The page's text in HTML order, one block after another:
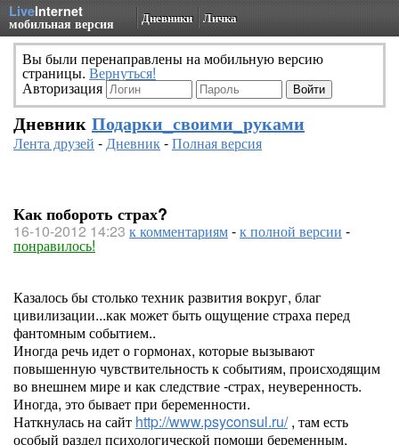
LiveInternet
мобильная версия Дневники Личка
Вы были перенаправлены на мобильную версию
страницы. Вернуться!
Авторизация
Дневник Подарки_своими_руками
Лента друзей -Дневник-Полная версия
Как побороть страх?
16-10-2012 14:23 к комментариям-к полной версии -
понравилось!
Казалось бы столько техник развития вокруг, благ
цивилизации...как может быть ощущение страха перед
фантомным событием..
Иногда речь идет о гормонах, которые вызывают
повышенную чувствительность к событиям, происходящим
во внешнем мире и как следствие -страх, неуверенность.
Иногда, это бывает при беременности.
Наткнулась на сайт http://www.psyconsul.ru/, там есть
особый раздел психологической помощи беременным.